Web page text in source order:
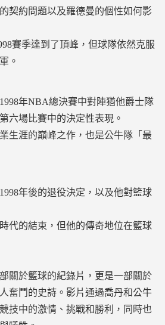
契約問題以及羅德曼的個性如何影
賽季達到了頂峰，但球隊依然克服
。
年NBA總決賽中對陣猶他爵士隊
六場比賽中的決定性表現。
生涯的巔峰之作，也是公牛隊「最
年後的退役決定，以及他對籃球
代的結束，但他的傳奇地位在籃球
關於籃球的紀錄片，更是一部關於
奮鬥的史詩。影片通過喬丹和公牛
技中的激情、挑戰和勝利，同時也